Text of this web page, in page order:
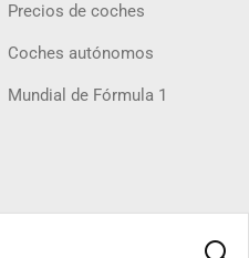
Precios de coches
Coches autónomos
Mundial de Fórmula 1